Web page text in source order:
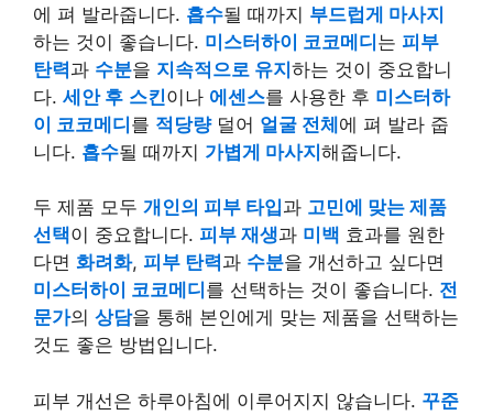
에 펴 발라줍니다. 흡수될 때까지 부드럽게 마사지
하는 것이 좋습니다. 미스터하이 코코메디는 피부
탄력과 수분을 지속적으로 유지하는 것이 중요합니
다. 세안 후 스킨이나 에센스를 사용한 후 미스터하
이 코코메디를 적당량덜어 얼굴 전체에 펴 발라 줍
니다. 흡수될 때까지 가볍게 마사지해줍니다.
두 제품 모두 개인의 피부 타입과 고민에 맞는 제품
선택이 중요합니다. 피부 재생과 미백 효과를 원한
다면 화려화, 피부 탄력과 수분을 개선하고 싶다면
미스터하이 코코메디 를 선택하는 것이 좋습니다. 전
문가의 상담을 통해 본인에게 맞는 제품을 선택하는
것도 좋은 방법입니다.
피부 개선은 하루아침에 이루어지지 않습니다. 꾸준